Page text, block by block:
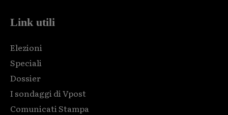
Link utili
Elezioni
Speciali
Dossier
I sondaggi di Vpost
Comunicati Stampa